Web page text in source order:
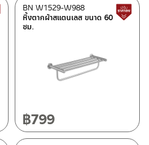
สินค้าปรับราคาลดลง
หิ้งตากผ้าสแตนเลส ขนาด 60
ซม.
BN W1529-W988
฿799